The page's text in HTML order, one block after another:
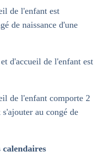
de l'enfant est
de naissance d'une
d'accueil de l'enfant est
de l'enfant comporte 2
au congé de